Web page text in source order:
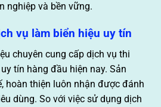
nghiệp và bền vững.
vụ làm biển hiệu uy tín
chuyên cung cấp dịch vụ thi
tín hàng đầu hiện nay. Sản
hoàn thiện luôn nhận được đánh
dùng. So với việc sử dụng dịch